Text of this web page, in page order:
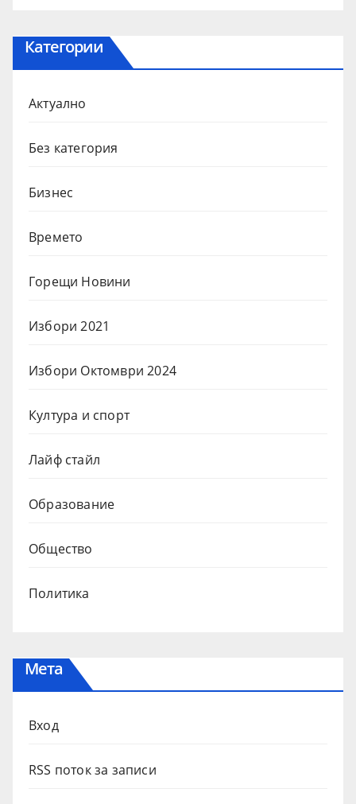
Категории
Актуално
Без категория
Бизнес
Времето
Горещи Новини
Избори 2021
Избори Октомври 2024
Култура и спорт
Лайф стайл
Образование
Общество
Политика
Мета
Вход
RSS поток за записи